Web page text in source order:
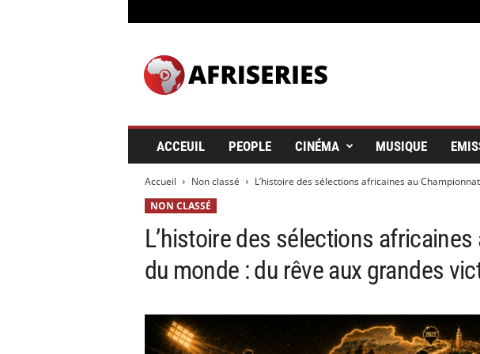
ACCEUIL PEOPLE CINÉMA MUSIQUE
Accueil Non classé
L’histoire des sélections africaines au
NON CLASSÉ
L’histoire des sélections
du monde : du rêve aux grandes